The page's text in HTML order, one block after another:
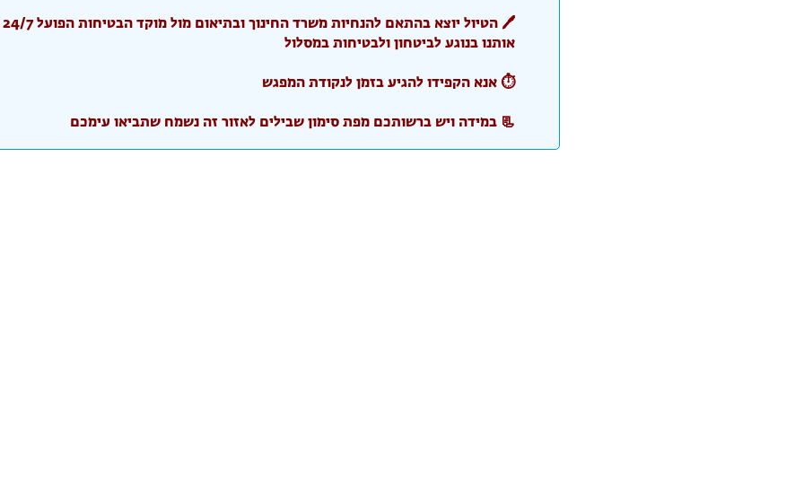
אותנו בנוגע לביטחון ולבטיחות במסלול
⏱️ אנא הקפידו להגיע בזמן לנקודת המפגש
📃 במידה ויש ברשותכם מפת סימון שבילים לאזור זה נשמח שתביאו עימכם